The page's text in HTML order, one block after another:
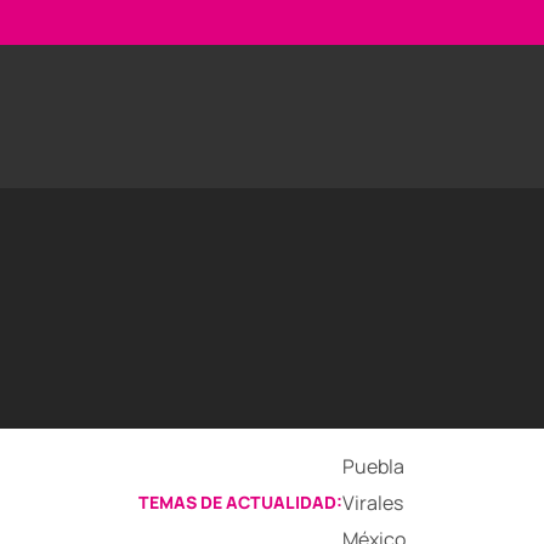
TEMAS DE ACTUALIDAD:
Puebla
Virales
México